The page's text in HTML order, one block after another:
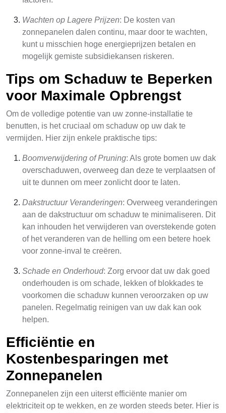
Wachten op Lagere Prijzen: De kosten van
zonnepanelen dalen continu, maar door te wachten,
kunt u misschien hoge energieprijzen betalen en
mogelijk gemiste subsidiekansen riskeren.
Tips om Schaduw te Beperken
voor Maximale Opbrengst
Om de volledige potentie van uw zonne-installatie te
benutten, is het cruciaal om schaduw op uw dak te
vermijden. Hier zijn enkele praktische tips:
Boomverwijdering of Pruning: Als grote bomen uw dak
overschaduwen, overweeg dan deze te verplaatsen of
uit te dunnen om meer zonlicht door te laten.
Dakstructuur Veranderingen: Overweeg veranderingen
aan de dakstructuur om schaduw te minimaliseren. Dit
kan inhouden het verwijderen van overstekende goten
of het veranderen van de helling om een betere hoek
voor zonne-inval te creëren.
Schade en Onderhoud: Zorg ervoor dat uw dak goed
onderhouden is om schade, lekken of blokkades te
voorkomen die schaduw kunnen veroorzaken op uw
panelen. Regelmatig reinigen van uw dak kan ook
helpen.
Efficiëntie en
Kostenbesparingen met
Zonnepanelen
Zonnepanelen zijn een uiterst efficiënte manier om
elektriciteit op te wekken, en ze worden steeds beter. Hier is